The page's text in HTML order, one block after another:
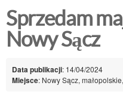
Sprzedam
Nowy Sącz
Data publikacji: 14/04/2024
Miejsce: Nowy Sącz,